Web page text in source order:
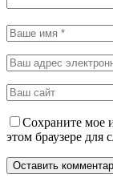
Сохраните мое
этом браузере для